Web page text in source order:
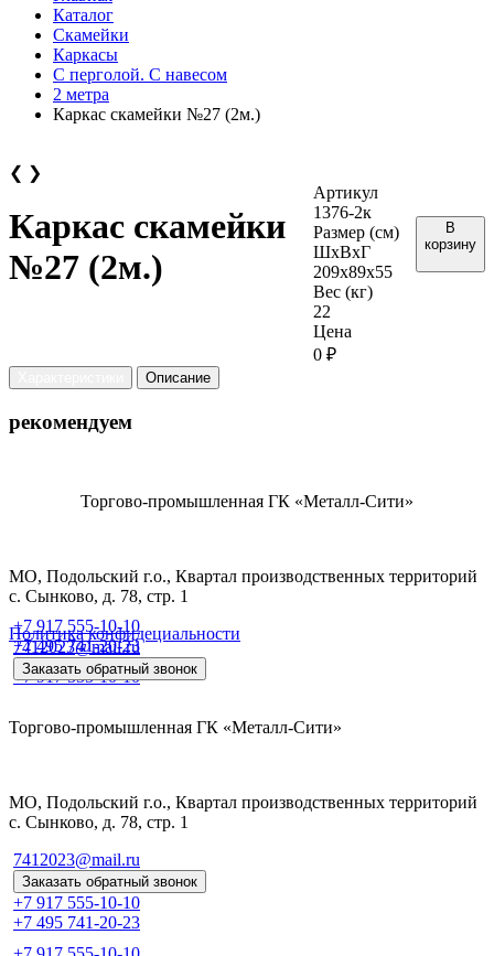
Каталог
Скамейки
Каркасы
С перголой. С навесом
2 метра
Каркас скамейки №27 (2м.)
❮ ❯
Каркас скамейки
№27 (2м.)
Артикул
1376-2к
Размер (см)
ШхВхГ
209х89х55
Вес (кг)
22
Цена
0 ₽
В
корзину
Описание
рекомендуем
Торгово-промышленная ГК «Металл-Сити»
МО, Подольский г.о., Квартал производственных территорий
с. Сынково, д. 78, стр. 1
Политика конфидециальности
+7 917 555-10-10
+7 495 741-20-23
+7 917 555-10-10
7412023@mail.ru
Заказать обратный звонок
Торгово-промышленная ГК «Металл-Сити»
МО, Подольский г.о., Квартал производственных территорий
с. Сынково, д. 78, стр. 1
7412023@mail.ru
Заказать обратный звонок
+7 917 555-10-10
+7 495 741-20-23